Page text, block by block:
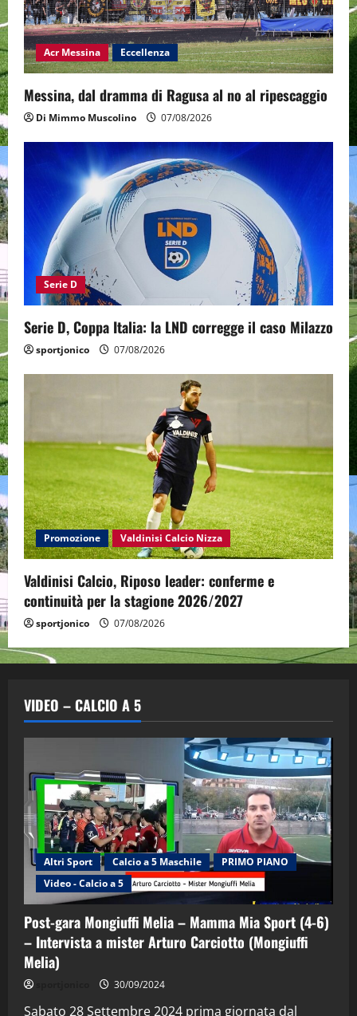
Acr Messina Eccellenza
Messina, dal dramma di Ragusa al no al ripescaggio
Di Mimmo Muscolino 07/08/2026
Serie D
Serie D, Coppa Italia: la LND corregge il caso Milazzo
sportjonico 07/08/2026
Promozione Valdinisi Calcio Nizza
Valdinisi Calcio, Riposo leader: conferme e
continuità per la stagione 2026/2027
sportjonico 07/08/2026
VIDEO – CALCIO A 5
Altri Sport Calcio a 5 Maschile
PRIMO PIANO
Video - Calcio a 5
Post-gara Mongiuffi Melia – Mamma Mia Sport (4-6)
– Intervista a mister Arturo Carciotto (Mongiuffi
Melia)
30/09/2024
Sabato 28 Settembre 2024 prima giornata dal
“SportEmpire” in Podcast: 29^ Puntata
(Martedi 28 Aprile 2026)